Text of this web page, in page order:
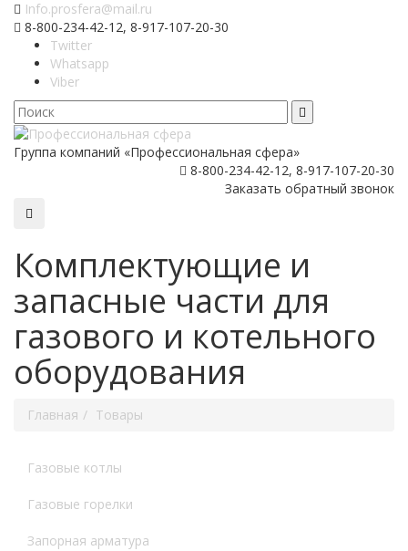
Info.prosfera@mail.ru
8-800-234-42-12, 8-917-107-20-30
Twitter
Whatsapp
Viber
Группа компаний «Профессиональная сфера»
8-800-234-42-12, 8-917-107-20-30
Заказать обратный звонок
Комплектующие и
запасные части для
газового и котельного
оборудования
Главная Товары
Газовые котлы
Газовые горелки
Запорная арматура